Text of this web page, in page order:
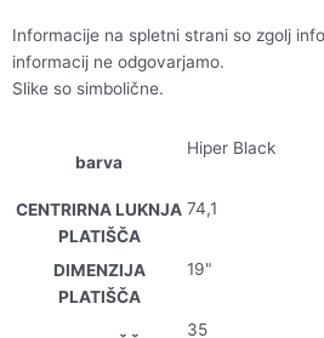
Informacije na spletni strani so zgolj
informacij ne odgovarjamo.
Slike so simbolične.
barva
Hiper Black
CENTRIRNA LUKNJA
PLATIŠČA
74,1
DIMENZIJA
PLATIŠČA
19"
35